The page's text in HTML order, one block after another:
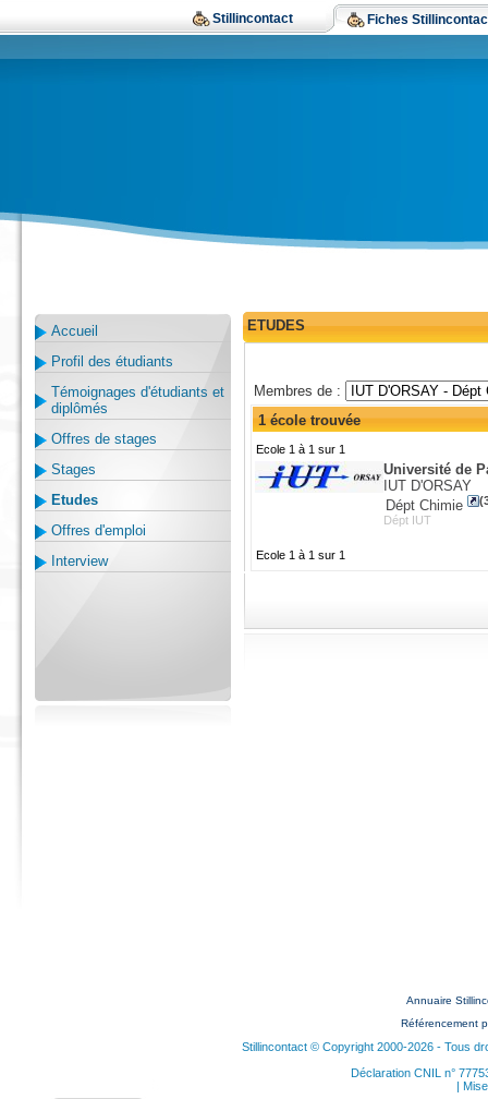
Stillincontact Fiches
Accueil
Profil des étudiants
Témoignages d'étudiants et
diplômés
Offres de stages
Stages
Etudes
Offres d'emploi
Interview
ETUDES
Membres de :
1 école trouvée
Ecole 1 à 1 sur 1
Université de
IUT D'ORSAY
Dépt Chimie
Dépt IUT
Ecole 1 à 1 sur 1
Annuaire
Référencement
Stillincontact © Copyright 2000-2026 - Tous
Déclaration CNIL n°
|